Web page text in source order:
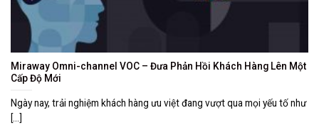
Miraway Omni-channel VOC – Đưa Phản Hồi Khách Hàng Lên Một
Cấp Độ Mới
Ngày nay, trải nghiệm khách hàng ưu việt đang vượt qua mọi yếu tố như
[...]